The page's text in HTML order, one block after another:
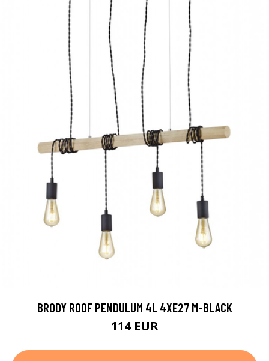
BRODY ROOF PENDULUM 4L 4XE27 M-BLACK
114 EUR